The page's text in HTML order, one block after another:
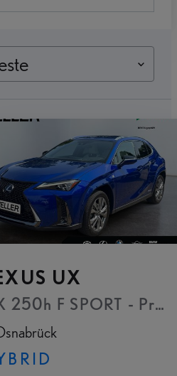
UX
250h F SPORT -